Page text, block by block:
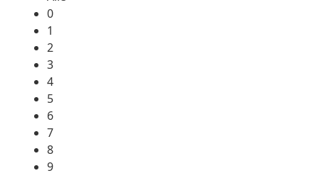
0
1
2
3
4
5
6
7
8
9